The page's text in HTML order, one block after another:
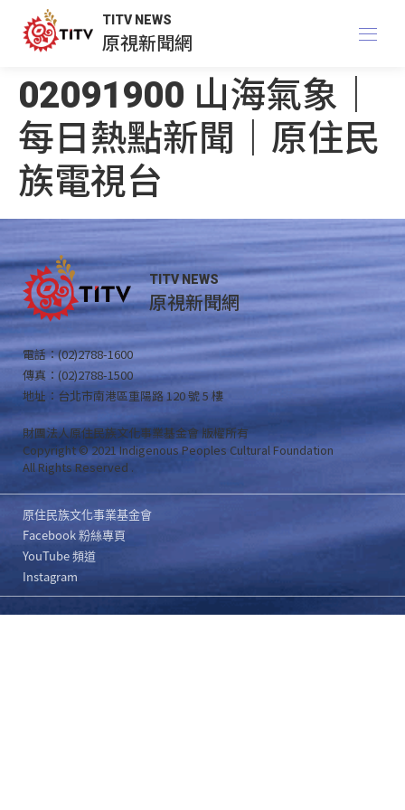
TITV NEWS
原視新聞網
02091900 山海氣象｜
每日熱點新聞｜原住民
族電視台
TITV NEWS
原視新聞網
電話：(02)2788-1600
傳真：(02)2788-1500
地址：台北市南港區重陽路 120 號 5 樓
財團法人原住民族文化事業基金會 版權所有
Copyright © 2021 Indigenous Peoples Cultural Foundation
All Rights Reserved .
原住民族文化事業基金會
Facebook 粉絲專頁
YouTube 頻道
Instagram